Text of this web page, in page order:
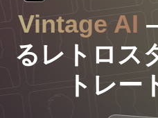
Vintage AI
るレトロス
トレー